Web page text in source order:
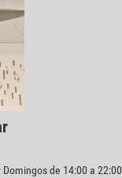
de 14:00 a 22:00